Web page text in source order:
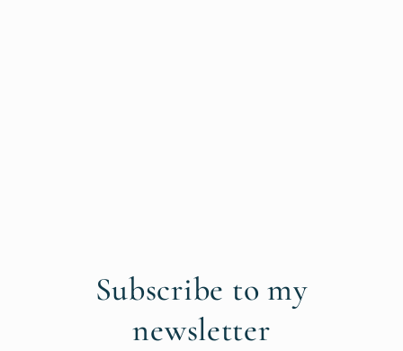
Subscribe to my
newsletter